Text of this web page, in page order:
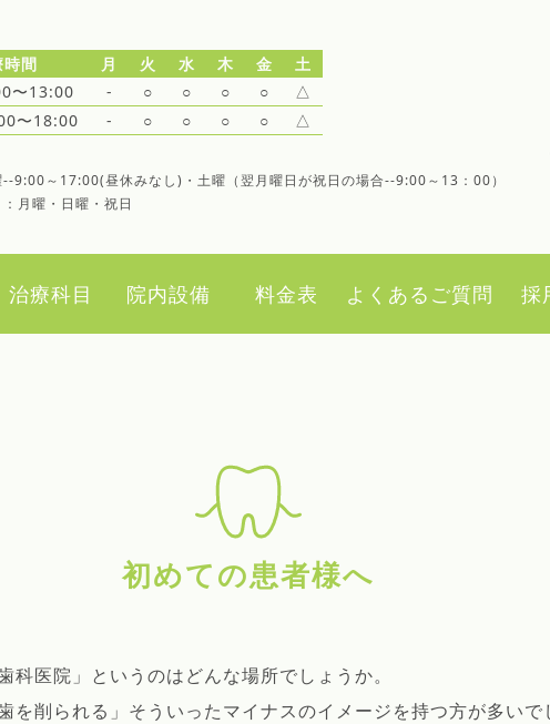
間 月 火 水 木 金
土
〜13:00
- ○ ○ ○ ○
△
〜18:00
- ○ ○ ○ ○ △
9:00～17:00(昼休みなし)・土曜（翌月曜日が祝日の場合--9:00～13：00）
月曜・日曜・祝日
治療科目 院内設備 料金表 よくあるご質問 採
初めての患者様へ
科医院」というのはどんな場所でしょうか。
を削られる」そういったマイナスのイメージを持つ方が多いで